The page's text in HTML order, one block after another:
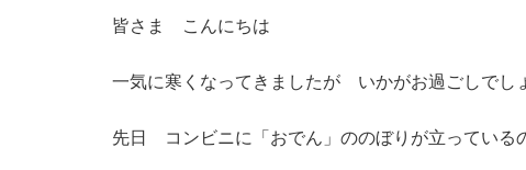
皆さま こんにちは
一気に寒くなってきましたが いかがお過ごしでし
先日 コンビニに「おでん」ののぼりが立っている